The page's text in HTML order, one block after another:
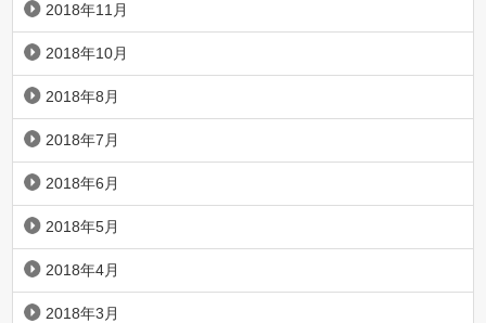
2018年11月
2018年10月
2018年8月
2018年7月
2018年6月
2018年5月
2018年4月
2018年3月